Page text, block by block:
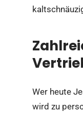
Wer heute
wird zu